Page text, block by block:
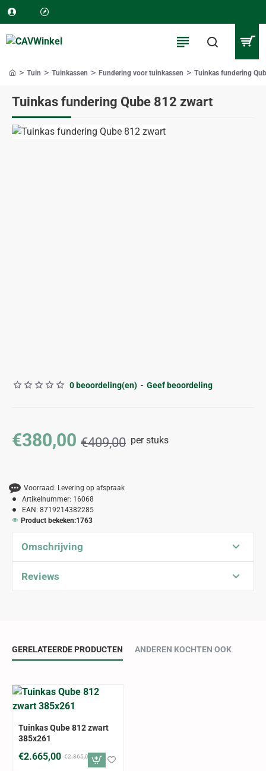
Tuinkas fundering Qube 812 zwart
Tuin Tuinkassen Fundering voor tuinkassen Tuinkas fundering
0 beoordeling(en) - Geef beoordeling
€380,00 €409,00 per stuks
Voorraad: Levering op afspraak
Artikelnummer: 16068
EAN: 8719214382285
Product bekeken:1763
Omschrijving
Reviews
GERELATEERDE PRODUCTEN ANDEREN KOCHTEN OOK
Tuinkas Qube 812 zwart
385x261
€2.665,00 €2.865,00